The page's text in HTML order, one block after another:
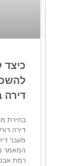
כיצד
דירה
בחירת
דירה
מעבר
המאמר
רמת